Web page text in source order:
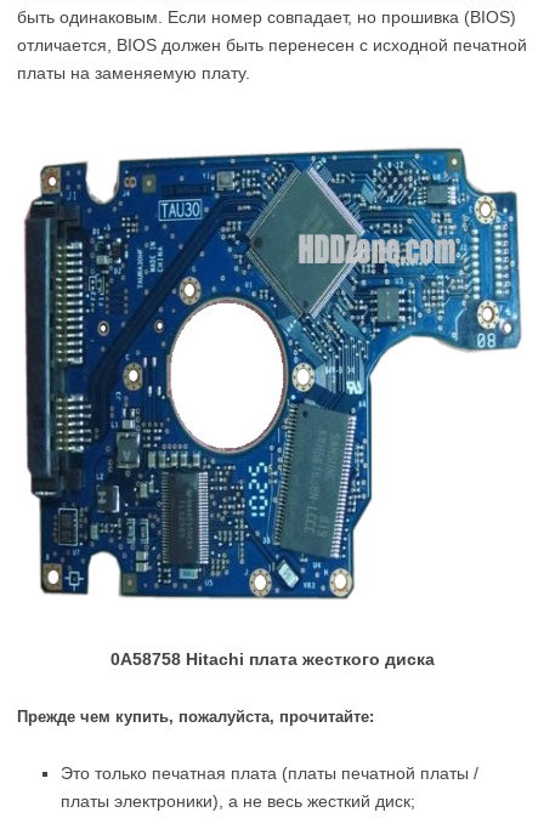
быть одинаковым. Если номер совпадает, но прошивка (BIOS)
отличается, BIOS должен быть перенесен с исходной печатной
платы на заменяемую плату.
0A58758 Hitachi плата жесткого диска
Прежде чем купить, пожалуйста, прочитайте:
Это только печатная плата (платы печатной платы /
платы электроники), а не весь жесткий диск;